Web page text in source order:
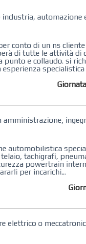
automazione
conto di un ns
di tutte le attività
punto e collaudo. si
automobilistica
tachigrafi,
powertrain
per incarichi...
elettrico o